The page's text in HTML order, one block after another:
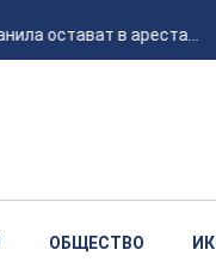
остават в ареста...
ОБЩЕСТВО